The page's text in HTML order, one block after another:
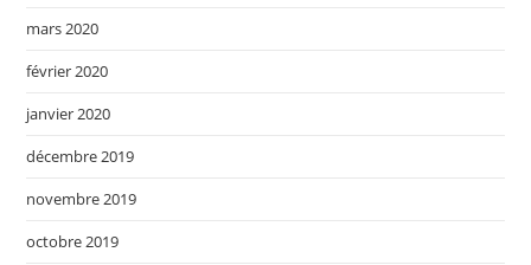
mars 2020
février 2020
janvier 2020
décembre 2019
novembre 2019
octobre 2019